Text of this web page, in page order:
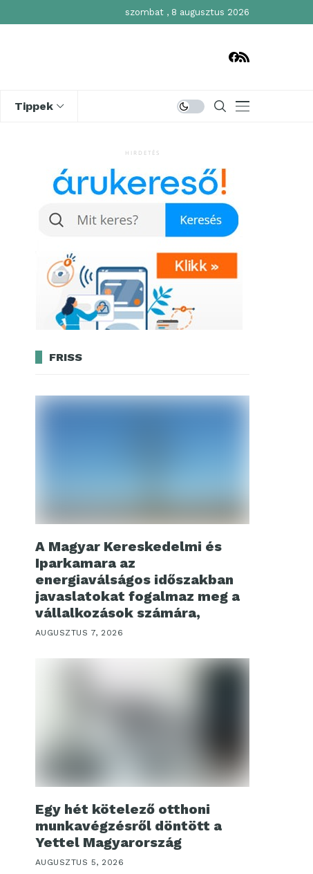
szombat , 8 augusztus 2026
Tippek
HIRDETÉS
FRISS
A Magyar Kereskedelmi és
Iparkamara az
energiaválságos időszakban
javaslatokat fogalmaz meg a
vállalkozások számára,
AUGUSZTUS 7, 2026
Egy hét kötelező otthoni
munkavégzésről döntött a
Yettel Magyarország
AUGUSZTUS 5, 2026